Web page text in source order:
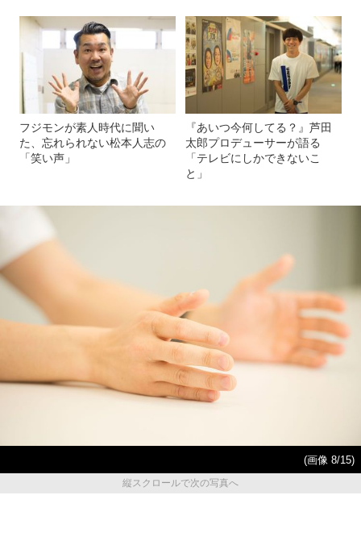
フジモンが素人時代に聞い
た、忘れられない松本人志の
「笑い声」
『あいつ今何してる？』芦田
太郎プロデューサーが語る
「テレビにしかできないこ
と」
(画像 8/15)
縦スクロールで次の写真へ